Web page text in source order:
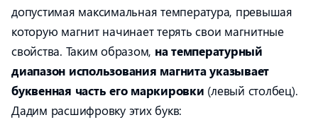
допустимая максимальная температура, превышая
которую магнит начинает терять свои магнитные
свойства. Таким образом, на температурный
диапазон использования магнита указывает
буквенная часть его маркировки (левый столбец).
Дадим расшифровку этих букв: